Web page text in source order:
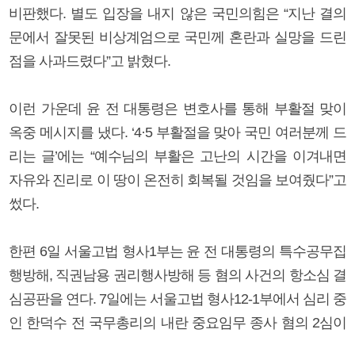
비판했다. 별도 입장을 내지 않은 국민의힘은 “지난 결의
문에서 잘못된 비상계엄으로 국민께 혼란과 실망을 드린
점을 사과드렸다”고 밝혔다.
이런 가운데 윤 전 대통령은 변호사를 통해 부활절 맞이
옥중 메시지를 냈다. ‘4·5 부활절을 맞아 국민 여러분께 드
리는 글’에는 “예수님의 부활은 고난의 시간을 이겨내면
자유와 진리로 이 땅이 온전히 회복될 것임을 보여줬다”고
썼다.
한편 6일 서울고법 형사1부는 윤 전 대통령의 특수공무집
행방해, 직권남용 권리행사방해 등 혐의 사건의 항소심 결
심공판을 연다. 7일에는 서울고법 형사12-1부에서 심리 중
인 한덕수 전 국무총리의 내란 중요임무 종사 혐의 2심이